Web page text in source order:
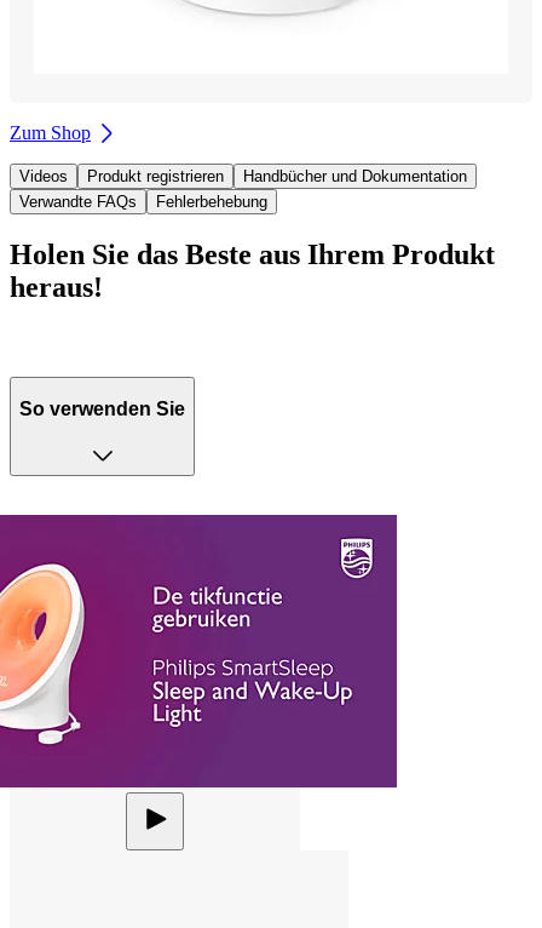
Zum Shop
Videos Produkt registrieren
Handbücher und Dokumentation
Verwandte FAQs
Fehlerbehebung
Holen Sie das Beste aus Ihrem Produkt
heraus!
So verwenden Sie